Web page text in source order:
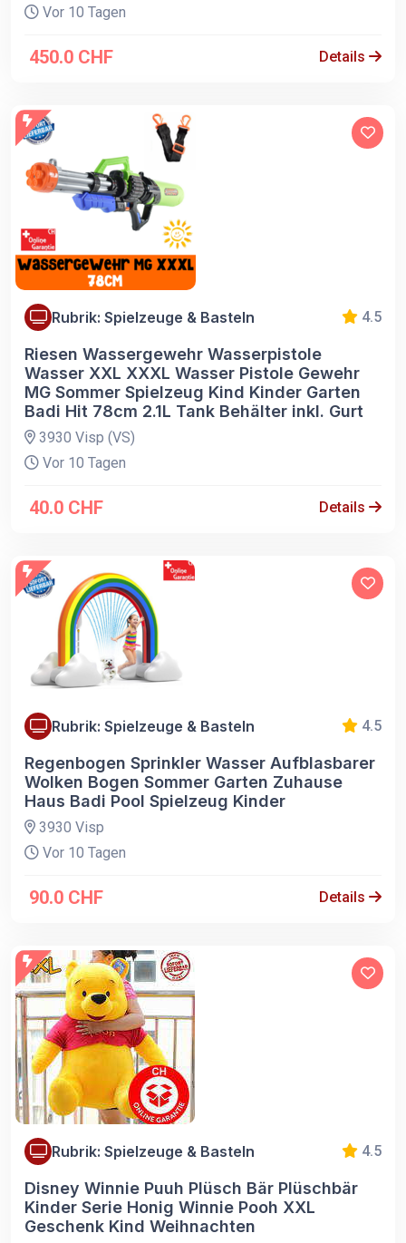
Vor 10 Tagen
450.0 CHF Details
Rubrik: Spielzeuge & Basteln 4.5
Riesen Wassergewehr Wasserpistole
Wasser XXL XXXL Wasser Pistole Gewehr
MG Sommer Spielzeug Kind Kinder Garten
Badi Hit 78cm 2.1L Tank Behälter inkl. Gurt
3930 Visp (VS)
Vor 10 Tagen
40.0 CHF Details
Rubrik: Spielzeuge & Basteln 4.5
Regenbogen Sprinkler Wasser Aufblasbarer
Wolken Bogen Sommer Garten Zuhause
Haus Badi Pool Spielzeug Kinder
3930 Visp
Vor 10 Tagen
90.0 CHF Details
Rubrik: Spielzeuge & Basteln 4.5
Disney Winnie Puuh Plüsch Bär Plüschbär
Kinder Serie Honig Winnie Pooh XXL
Geschenk Kind Weihnachten